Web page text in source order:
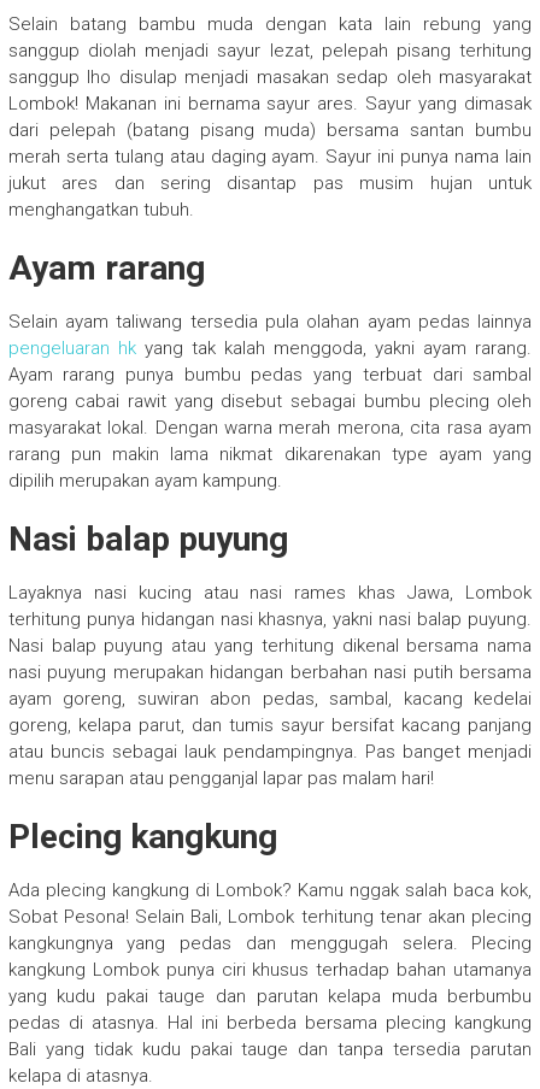
Selain batang bambu muda dengan kata lain rebung yang
sanggup diolah menjadi sayur lezat, pelepah pisang terhitung
sanggup lho disulap menjadi masakan sedap oleh masyarakat
Lombok! Makanan ini bernama sayur ares. Sayur yang dimasak
dari pelepah (batang pisang muda) bersama santan bumbu
merah serta tulang atau daging ayam. Sayur ini punya nama lain
jukut ares dan sering disantap pas musim hujan untuk
menghangatkan tubuh.
Ayam rarang
Selain ayam taliwang tersedia pula olahan ayam pedas lainnya
pengeluaran hkyang tak kalah menggoda, yakni ayam rarang.
Ayam rarang punya bumbu pedas yang terbuat dari sambal
goreng cabai rawit yang disebut sebagai bumbu plecing oleh
masyarakat lokal. Dengan warna merah merona, cita rasa ayam
rarang pun makin lama nikmat dikarenakan type ayam yang
dipilih merupakan ayam kampung.
Nasi balap puyung
Layaknya nasi kucing atau nasi rames khas Jawa, Lombok
terhitung punya hidangan nasi khasnya, yakni nasi balap puyung.
Nasi balap puyung atau yang terhitung dikenal bersama nama
nasi puyung merupakan hidangan berbahan nasi putih bersama
ayam goreng, suwiran abon pedas, sambal, kacang kedelai
goreng, kelapa parut, dan tumis sayur bersifat kacang panjang
atau buncis sebagai lauk pendampingnya. Pas banget menjadi
menu sarapan atau pengganjal lapar pas malam hari!
Plecing kangkung
Ada plecing kangkung di Lombok? Kamu nggak salah baca kok,
Sobat Pesona! Selain Bali, Lombok terhitung tenar akan plecing
kangkungnya yang pedas dan menggugah selera. Plecing
kangkung Lombok punya ciri khusus terhadap bahan utamanya
yang kudu pakai tauge dan parutan kelapa muda berbumbu
pedas di atasnya. Hal ini berbeda bersama plecing kangkung
Bali yang tidak kudu pakai tauge dan tanpa tersedia parutan
kelapa di atasnya.